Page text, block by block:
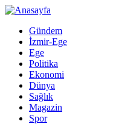
Gündem
İzmir-Ege
Ege
Politika
Ekonomi
Dünya
Sağlık
Magazin
Spor